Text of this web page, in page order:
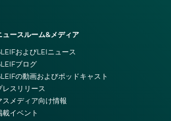
ュースルーム&メディア
およびLEIニュース
ブログ
の動画およびポッドキャスト
レスリリース
スメディア向け情報
載イベント